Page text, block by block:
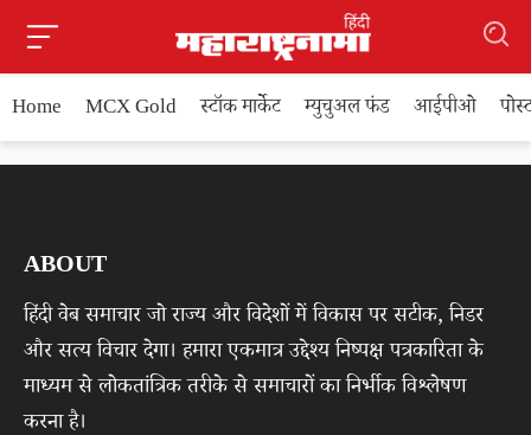
Home MCX Gold स्टॉक मार्केट म्युचुअल फंड आईपीओ
ABOUT
हिंदी वेब समाचार जो राज्य और विदेशों में विकास पर सटीक, निडर
और सत्य विचार देगा। हमारा एकमात्र उद्देश्य निष्पक्ष पत्रकारिता के
माध्यम से लोकतांत्रिक तरीके से समाचारों का निर्भीक विश्लेषण
करना है।